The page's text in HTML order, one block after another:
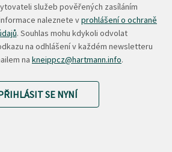
služeb pověřených zasíláním
naleznete vprohlášení o ochraně
. Souhlas mohu kdykoli odvolat
na odhlášení v každém newsletteru
na kneippcz@hartmann.info.
SE NYNÍ